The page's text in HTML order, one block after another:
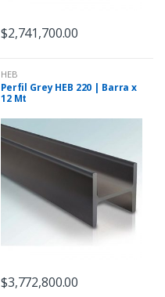
$2,741,700.00
HEB
Perfil Grey HEB 220 | Barra x
12 Mt
$3,772,800.00